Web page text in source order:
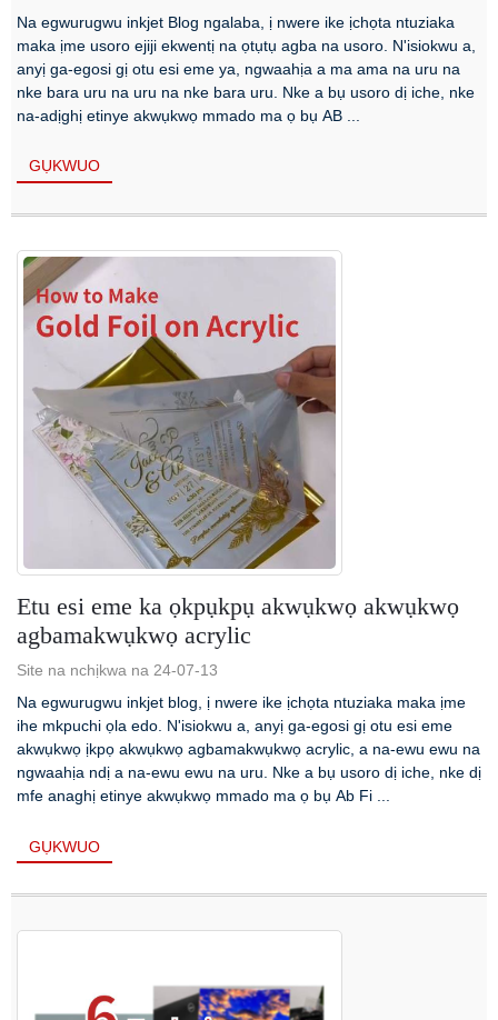
Na egwurugwu inkjet Blog ngalaba, ị nwere ike ịchọta ntuziaka
maka ịme usoro ejiji ekwentị na ọtụtụ agba na usoro. N'isiokwu a,
anyị ga-egosi gị otu esi eme ya, ngwaahịa a ma ama na uru na
nke bara uru na uru na nke bara uru. Nke a bụ usoro dị iche, nke
na-adịghị etinye akwụkwọ mmado ma ọ bụ AB ...
GỤKWUO
Etu esi eme ka ọkpụkpụ akwụkwọ akwụkwọ
agbamakwụkwọ acrylic
Site na nchịkwa na 24-07-13
Na egwurugwu inkjet blog, ị nwere ike ịchọta ntuziaka maka ịme
ihe mkpuchi ọla edo. N'isiokwu a, anyị ga-egosi gị otu esi eme
akwụkwọ ịkpọ akwụkwọ agbamakwụkwọ acrylic, a na-ewu ewu na
ngwaahịa ndị a na-ewu ewu na uru. Nke a bụ usoro dị iche, nke dị
mfe anaghị etinye akwụkwọ mmado ma ọ bụ Ab Fi ...
GỤKWUO